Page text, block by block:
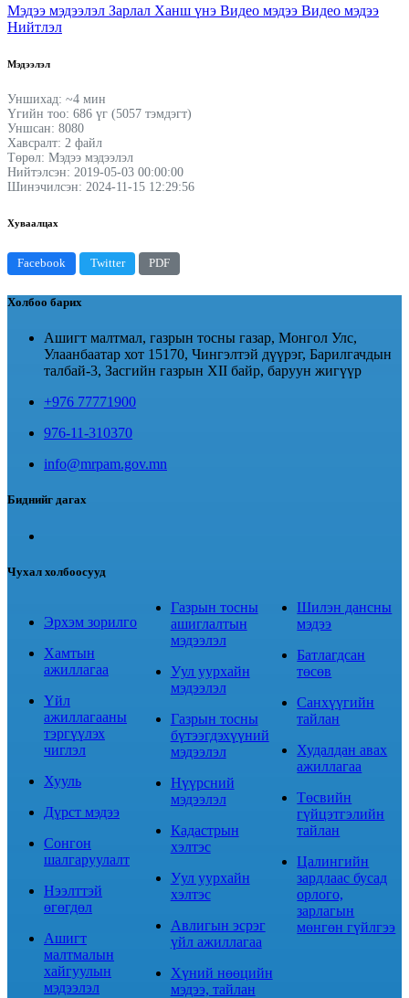
Мэдээ мэдээлэл Зарлал Ханш үнэ Видео мэдээ Видео мэдээ
Нийтлэл
Мэдээлэл
Уншихад: ~4 мин
Үгийн тоо: 686 үг (5057 тэмдэгт)
Уншсан: 8080
Хавсралт: 2 файл
Төрөл: Мэдээ мэдээлэл
Нийтэлсэн: 2019-05-03 00:00:00
Шинэчилсэн: 2024-11-15 12:29:56
Хуваалцах
Facebook Twitter PDF
Холбоо барих
Ашигт малтмал, газрын тосны газар, Монгол Улс,
Улаанбаатар хот 15170, Чингэлтэй дүүрэг, Барилгачдын
талбай-3, Засгийн газрын XII байр, баруун жигүүр
+976 77771900
976-11-310370
info@mrpam.gov.mn
Биднийг дагах
Чухал холбоосууд
Эрхэм зорилго
Хамтын
ажиллагаа
Үйл
ажиллагааны
тэргүүлэх
чиглэл
Хууль
Дүрст мэдээ
Сонгон
шалгаруулалт
Нээлттэй
өгөгдөл
Ашигт
малтмалын
хайгуулын
мэдээлэл
Газрын тосны
ашиглалтын
мэдээлэл
Уул уурхайн
мэдээлэл
Газрын тосны
бүтээгдэхүүний
мэдээлэл
Нүүрсний
мэдээлэл
Кадастрын
хэлтэс
Уул уурхайн
хэлтэс
Авлигын эсрэг
үйл ажиллагаа
Хүний нөөцийн
мэдээ, тайлан
Шилэн дансны
мэдээ
Батлагдсан
төсөв
Санхүүгийн
тайлан
Худалдан авах
ажиллагаа
Төсвийн
гүйцэтгэлийн
тайлан
Цалингийн
зардлаас бусад
орлого,
зарлагын
мөнгөн гүйлгээ